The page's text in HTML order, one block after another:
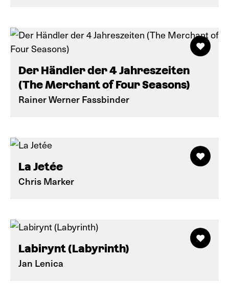
Der Händler der 4 Jahreszeiten
(The Merchant of Four Seasons)
Rainer Werner Fassbinder
La Jetée
Chris Marker
Labirynt (Labyrinth)
Jan Lenica